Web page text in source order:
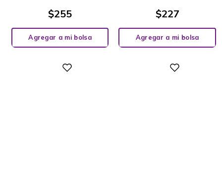
$255
Agregar a mi bolsa
$227
Agregar a mi bolsa